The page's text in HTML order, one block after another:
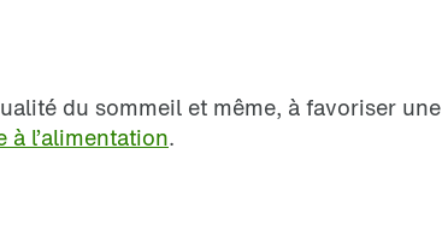
du sommeil et même, à favoriser
l’alimentation.